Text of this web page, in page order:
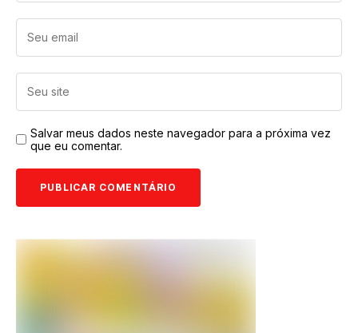
Salvar meus dados neste navegador para a próxima vez
que eu comentar.